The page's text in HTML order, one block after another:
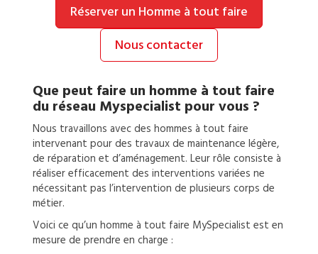
Réserver un Homme à tout faire
Nous contacter
Que peut faire un homme à tout faire
du réseau Myspecialist pour vous ?
Nous travaillons avec des hommes à tout faire
intervenant pour des travaux de maintenance légère,
de réparation et d’aménagement. Leur rôle consiste à
réaliser efficacement des interventions variées ne
nécessitant pas l’intervention de plusieurs corps de
métier.
Voici ce qu’un homme à tout faire MySpecialist est en
mesure de prendre en charge :